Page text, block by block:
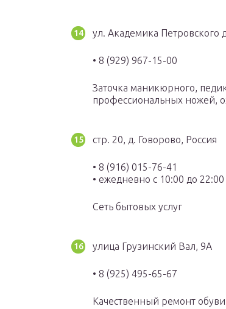
ул. Академика Петровского
• 8 (929) 967-15-00
Заточка маникюрного,
профессиональных ножей,
стр. 20, д. Говорово, Россия
• 8 (916) 015-76-41
• ежедневно с 10:00 до 22:00
Сеть бытовых услуг
улица Грузинский Вал, 9А
• 8 (925) 495-65-67
Качественный ремонт